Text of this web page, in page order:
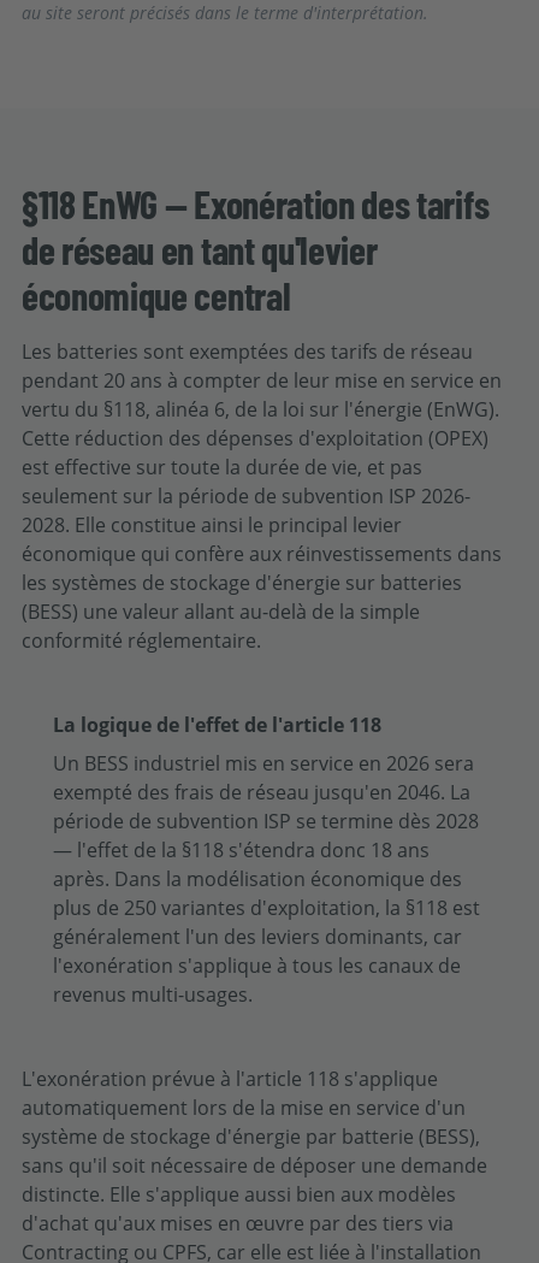
au site seront précisés dans le terme d'interprétation.
§118 EnWG — Exonération des tarifs
de réseau en tant qu'levier
économique central
Les batteries sont exemptées des tarifs de réseau
pendant 20 ans à compter de leur mise en service en
vertu du §118, alinéa 6, de la loi sur l'énergie (EnWG).
Cette réduction des dépenses d'exploitation (OPEX)
est effective sur toute la durée de vie, et pas
seulement sur la période de subvention ISP 2026-
2028. Elle constitue ainsi le principal levier
économique qui confère aux réinvestissements dans
les systèmes de stockage d'énergie sur batteries
(BESS) une valeur allant au-delà de la simple
conformité réglementaire.
La logique de l'effet de l'article 118
Un BESS industriel mis en service en 2026 sera
exempté des frais de réseau jusqu'en 2046. La
période de subvention ISP se termine dès 2028
— l'effet de la §118 s'étendra donc 18 ans
après. Dans la modélisation économique des
plus de 250 variantes d'exploitation, la §118 est
généralement l'un des leviers dominants, car
l'exonération s'applique à tous les canaux de
revenus multi-usages.
L'exonération prévue à l'article 118 s'applique
automatiquement lors de la mise en service d'un
système de stockage d'énergie par batterie (BESS),
sans qu'il soit nécessaire de déposer une demande
distincte. Elle s'applique aussi bien aux modèles
d'achat qu'aux mises en œuvre par des tiers via
Contracting ou CPFS, car elle est liée à l'installation